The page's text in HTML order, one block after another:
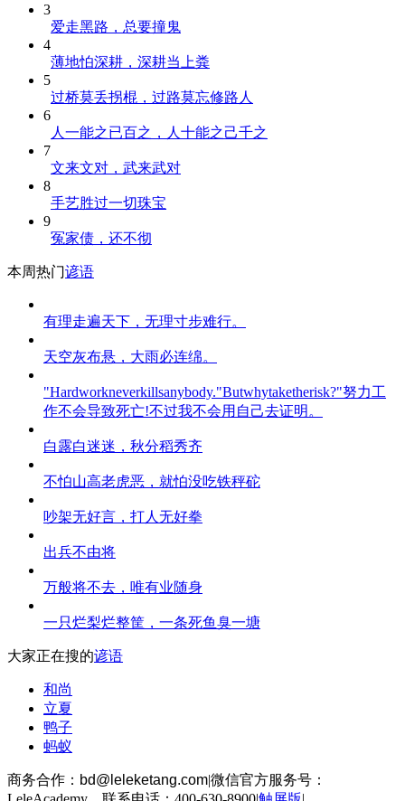
3
爱走黑路，总要撞鬼
4
薄地怕深耕，深耕当上粪
5
过桥莫丢拐棍，过路莫忘修路人
6
人一能之已百之，人十能之己千之
7
文来文对，武来武对
8
手艺胜过一切珠宝
9
冤家债，还不彻
本周热门谚语
有理走遍天下，无理寸步难行。
天空灰布悬，大雨必连绵。
"Hardworkneverkillsanybody."Butwhytaketherisk?"努力工
作不会导致死亡!不过我不会用自己去证明。
白露白迷迷，秋分稻秀齐
不怕山高老虎恶，就怕没吃铁秤砣
吵架无好言，打人无好拳
出兵不由将
万般将不去，唯有业随身
一只烂梨烂整筐，一条死鱼臭一塘
大家正在搜的谚语
和尚
立夏
鸭子
蚂蚁
商务合作： bd@leleketang.com|微信官方服务号：